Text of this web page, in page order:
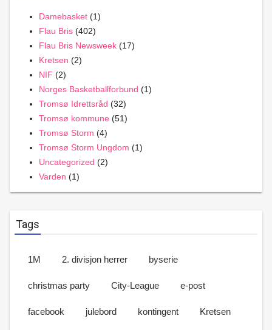
Damebasket (1)
Flau Bris (402)
Flau Bris Newsweek (17)
Kretsen (2)
NIF (2)
Norges Basketballforbund (1)
Tromsø Idrettsråd (32)
Tromsø kommune (51)
Tromsø Storm (4)
Tromsø Storm Ungdom (1)
Uncategorized (2)
Varden (1)
Tags
1M 2. divisjon herrer byserie
christmas party City-League e-post
facebook julebord kontingent Kretsen